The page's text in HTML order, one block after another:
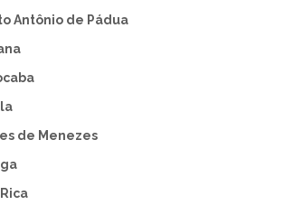
Antônio de Pádua
de Menezes